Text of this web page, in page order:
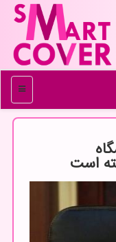
منو
است